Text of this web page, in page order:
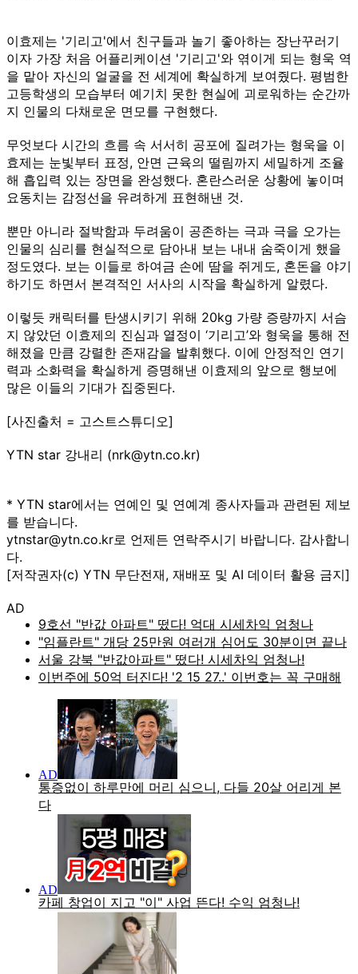
이효제는 '기리고'에서 친구들과 놀기 좋아하는 장난꾸러기
이자 가장 처음 어플리케이션 '기리고'와 엮이게 되는 형욱 역
을 맡아 자신의 얼굴을 전 세계에 확실하게 보여줬다. 평범한
고등학생의 모습부터 예기치 못한 현실에 괴로워하는 순간까
지 인물의 다채로운 면모를 구현했다.
무엇보다 시간의 흐름 속 서서히 공포에 질려가는 형욱을 이
효제는 눈빛부터 표정, 안면 근육의 떨림까지 세밀하게 조율
해 흡입력 있는 장면을 완성했다. 혼란스러운 상황에 놓이며
요동치는 감정선을 유려하게 표현해낸 것.
뿐만 아니라 절박함과 두려움이 공존하는 극과 극을 오가는
인물의 심리를 현실적으로 담아내 보는 내내 숨죽이게 했을
정도였다. 보는 이들로 하여금 손에 땀을 쥐게도, 혼돈을 야기
하기도 하면서 본격적인 서사의 시작을 확실하게 알렸다.
이렇듯 캐릭터를 탄생시키기 위해 20kg 가량 증량까지 서슴
지 않았던 이효제의 진심과 열정이 ‘기리고’와 형욱을 통해 전
해졌을 만큼 강렬한 존재감을 발휘했다. 이에 안정적인 연기
력과 소화력을 확실하게 증명해낸 이효제의 앞으로 행보에
많은 이들의 기대가 집중된다.
[사진출처 = 고스트스튜디오]
YTN star 강내리 (nrk@ytn.co.kr)
* YTN star에서는 연예인 및 연예계 종사자들과 관련된 제보
를 받습니다.
ytnstar@ytn.co.kr로 언제든 연락주시기 바랍니다. 감사합니
다.
[저작권자(c) YTN 무단전재, 재배포 및 AI 데이터 활용 금지]
AD